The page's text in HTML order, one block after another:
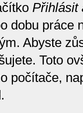
Přihlásit
dobu práce
Abyste
Toto
počítače,